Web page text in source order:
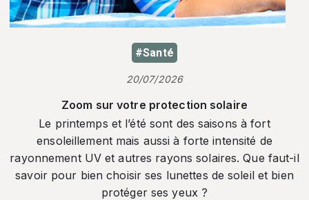
#Santé
20/07/2026
Zoom sur votre protection solaire
Le printemps et l’été sont des saisons à fort
ensoleillement mais aussi à forte intensité de
rayonnement UV et autres rayons solaires. Que faut-il
savoir pour bien choisir ses lunettes de soleil et bien
protéger ses yeux ?